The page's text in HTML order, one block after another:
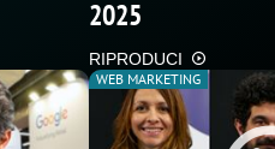
2025
RIPRODUCI
WEB MARKETING